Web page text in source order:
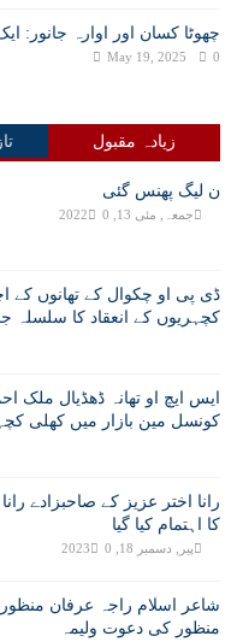
چھوٹا کسان اور اوارہ جانور:
May 19, 2025 0
زیادہ مقبول
ن لیگ پھنس گئی
جمعہ, مئی 13, 2022 0
ڈی پی او چکوال کے تھانوں کے
کچہریوں کے انعقاد کا سلسلہ
ایس ایچ او تھانہ ڈھڈیال ملک
کونسل مین بازار میں کھلی
رانا اختر عزیز کے صاحبزادے
کا اہتمام کیا گیا
پیر, دسمبر 18, 2023 0
شاعر اسلام راجہ عرفان منظور
منظور کی دعوت ولیمہ